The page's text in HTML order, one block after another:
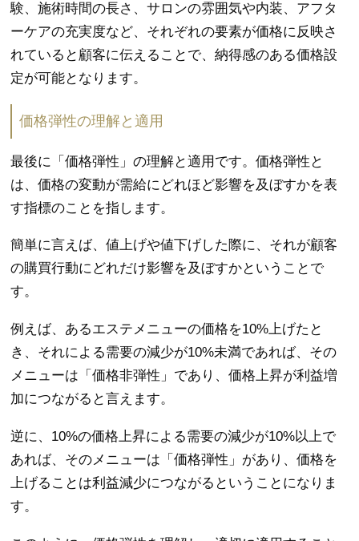
験、施術時間の長さ、サロンの雰囲気や内装、アフタ
ーケアの充実度など、それぞれの要素が価格に反映さ
れていると顧客に伝えることで、納得感のある価格設
定が可能となります。
価格弾性の理解と適用
最後に「価格弾性」の理解と適用です。価格弾性と
は、価格の変動が需給にどれほど影響を及ぼすかを表
す指標のことを指します。
簡単に言えば、値上げや値下げした際に、それが顧客
の購買行動にどれだけ影響を及ぼすかということで
す。
例えば、あるエステメニューの価格を10%上げたと
き、それによる需要の減少が10%未満であれば、その
メニューは「価格非弾性」であり、価格上昇が利益増
加につながると言えます。
逆に、10%の価格上昇による需要の減少が10%以上で
あれば、そのメニューは「価格弾性」があり、価格を
上げることは利益減少につながるということになりま
す。